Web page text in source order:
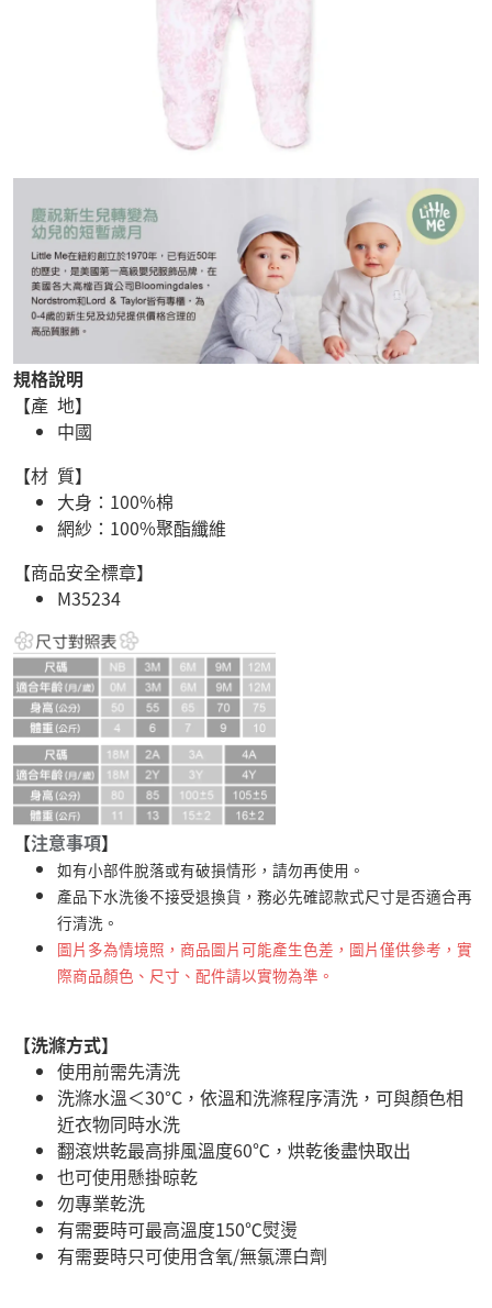
規格說明
【產 地】
中國
【材 質】
大身：100%棉
網紗：100%聚酯纖維
【商品安全標章】
M35234
【注意事項】
如有小部件脫落或有破損情形，請勿再使用。
產品下水洗後不接受退換貨，務必先確認款式尺寸是否適合再
行清洗。
圖片多為情境照，商品圖片可能產生色差，圖片僅供參考，實
際商品顏色、尺寸、配件請以實物為準。
【洗滌方式】
使用前需先清洗
洗滌水溫＜30°C，依溫和洗滌程序清洗，可與顏色相
近衣物同時水洗
翻滾烘乾最高排風溫度60℃，烘乾後盡快取出
也可使用懸掛晾乾
勿專業乾洗
有需要時可最高溫度150℃熨燙
有需要時只可使用含氧/無氯漂白劑